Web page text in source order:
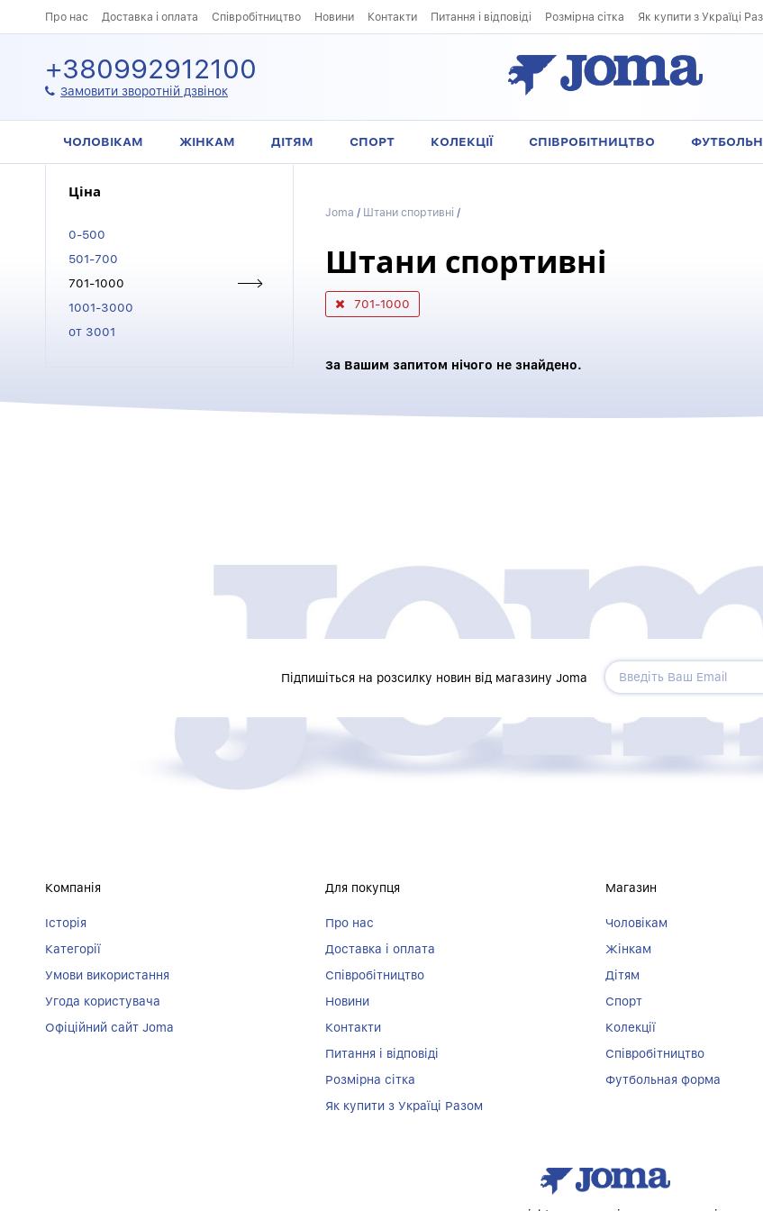
Про нас Доставка і оплата Співробітництво Новини Контакти Питання і відповіді Розмірна сітка Як купити з Україці
+380992912100
Замовити зворотній дзвінок
ЧОЛОВІКАМ ЖІНКАМ ДІТЯМ СПОРТ КОЛЕКЦІЇ СПІВРОБІТНИЦТВО
Ціна
0-500
501-700
701-1000
1001-3000
от 3001
Joma / Штани спортивні /
Штани спортивні
701-1000
За Вашим запитом нічого не знайдено.
Підпишіться на розсилку новин від магазину Joma
Компанія
Історія
Категорії
Умови використання
Угода користувача
Офіційний сайт Joma
Для покупця
Про нас
Доставка і оплата
Співробітництво
Новини
Контакти
Питання і відповіді
Розмірна сітка
Як купити з Україці Разом
Магазин
Чоловікам
Жінкам
Дітям
Спорт
Колекції
Співробітництво
Футбольная форма